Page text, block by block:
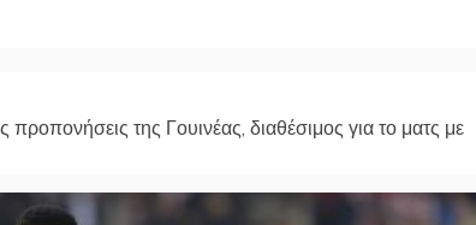
της Γουινέας, διαθέσιμος για το ματς με